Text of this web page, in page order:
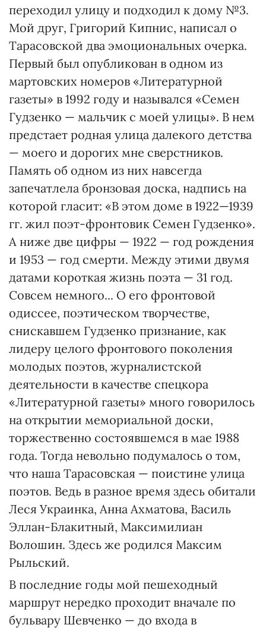
переходил улицу и подходил к дому №3.
Мой друг, Григорий Кипнис, написал о
Тарасовской два эмоциональных очерка.
Первый был опубликован в одном из
мартовских номеров «Литературной
газеты» в 1992 году и назывался «Семен
Гудзенко — мальчик с моей улицы». В нем
предстает родная улица далекого детства
— моего и дорогих мне сверстников.
Память об одном из них навсегда
запечатлела бронзовая доска, надпись на
которой гласит: «В этом доме в 1922—1939
гг. жил поэт-фронтовик Семен Гудзенко».
А ниже две цифры — 1922 — год рождения
и 1953 — год смерти. Между этими двумя
датами короткая жизнь поэта — 31 год.
Совсем немного... О его фронтовой
одиссее, поэтическом творчестве,
снискавшем Гудзенко признание, как
лидеру целого фронтового поколения
молодых поэтов, журналистской
деятельности в качестве спецкора
«Литературной газеты» много говорилось
на открытии мемориальной доски,
торжественно состоявшемся в мае 1988
года. Тогда невольно подумалось о том,
что наша Тарасовская — поистине улица
поэтов. Ведь в разное время здесь обитали
Леся Украинка, Анна Ахматова, Василь
Эллан-Блакитный, Максимилиан
Волошин. Здесь же родился Максим
Рыльский.
В последние годы мой пешеходный
маршрут нередко проходит вначале по
бульвару Шевченко — до входа в